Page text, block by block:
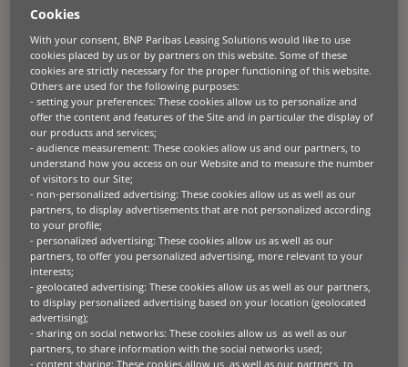
DIRECTRICE GÉNÉRALE
BNP Paribas Leasing Solutions, leader
européen du financement
d’équipements professionnels, annonce
la nomination d’Isabelle Loc, comme
Administratrice Directrice Générale à
partir du 19 mai 2021. Elle succède à
Charlotte Dennery qui devient
Administratrice Directrice Générale de
BNP Paribas Personal Finance.
Isabelle Loc, rattachée à Thierry Laborde, Directeur général délégué
de BNP Paribas, aura pour mission de poursuivre le déploiement des
activités ainsi que de définir et mettre en œuvre le futur plan
stratégique 2025 de BNP Paribas Leasing Solutions.
Thierry Laborde, Directeur général délégué du Groupe BNP
Cookies
With your consent, BNP Paribas Leasing Solutions would like to use
cookies placed by us or by partners on this website. Some of these
cookies are strictly necessary for the proper functioning of this website.
Others are used for the following purposes:
- setting your preferences: These cookies allow us to personalize and
offer the content and features of the Site and in particular the display of
our products and services;
- audience measurement: These cookies allow us and our partners, to
understand how you access on our Website and to measure the number
of visitors to our Site;
- non-personalized advertising: These cookies allow us as well as our
partners, to display advertisements that are not personalized according
to your profile;
- personalized advertising: These cookies allow us as well as our
partners, to offer you personalized advertising, more relevant to your
interests;
- geolocated advertising: These cookies allow us as well as our partners,
to display personalized advertising based on your location (geolocated
advertising);
- sharing on social networks: These cookies allow us as well as our
partners, to share information with the social networks used;